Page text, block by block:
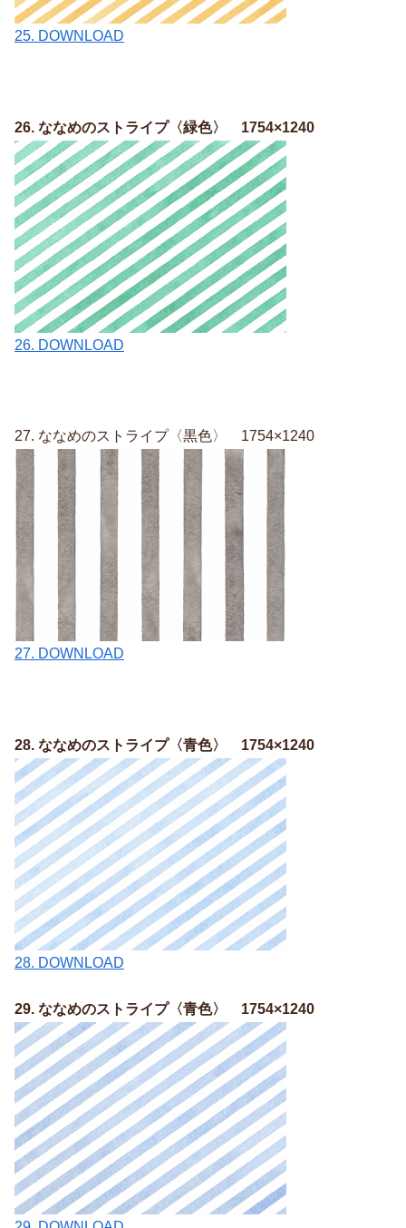
25. DOWNLOAD
26. ななめのストライプ〈緑色〉 1754×1240
26. DOWNLOAD
27. ななめのストライプ〈黒色〉 1754×1240
27. DOWNLOAD
28. ななめのストライプ〈青色〉 1754×1240
28. DOWNLOAD
29. ななめのストライプ〈青色〉 1754×1240